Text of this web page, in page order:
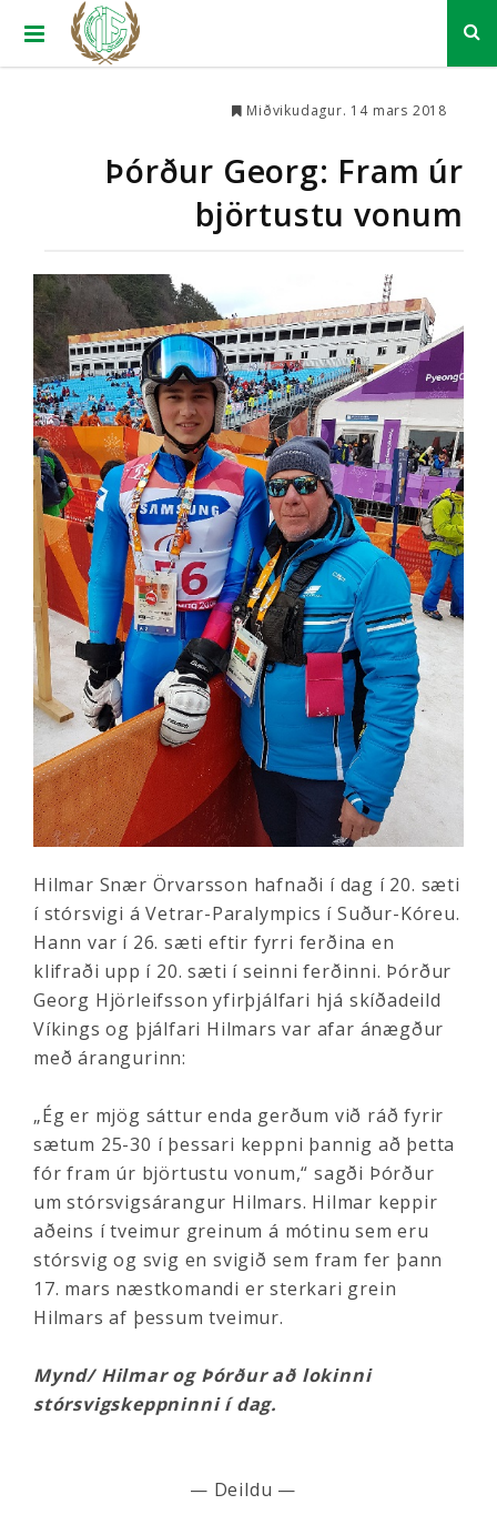
Miðvikudagur. 14 mars 2018
Þórður Georg: Fram úr
björtustu vonum
Hilmar Snær Örvarsson hafnaði í dag í 20. sæti
í stórsvigi á Vetrar-Paralympics í Suður-Kóreu.
Hann var í 26. sæti eftir fyrri ferðina en
klifraði upp í 20. sæti í seinni ferðinni. Þórður
Georg Hjörleifsson yfirþjálfari hjá skíðadeild
Víkings og þjálfari Hilmars var afar ánægður
með árangurinn:
„Ég er mjög sáttur enda gerðum við ráð fyrir
sætum 25-30 í þessari keppni þannig að þetta
fór fram úr björtustu vonum,“ sagði Þórður
um stórsvigsárangur Hilmars. Hilmar keppir
aðeins í tveimur greinum á mótinu sem eru
stórsvig og svig en svigið sem fram fer þann
17. mars næstkomandi er sterkari grein
Hilmars af þessum tveimur.
Mynd/ Hilmar og Þórður að lokinni
stórsvigskeppninni í dag.
— Deildu —